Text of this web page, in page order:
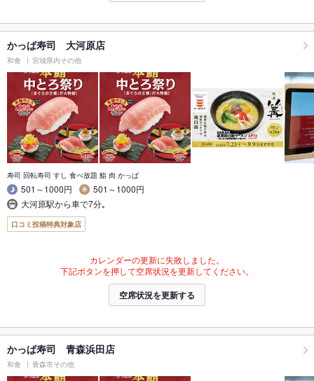
かっぱ寿司 大河原店
和食 宮城県内その他
寿司 回転寿司 すし 食べ放題 鮨 肉 かっぱ
501～1000円
501～1000円
大河原駅から車で7分｡
口コミ投稿特典対象店
カレンダーの更新に失敗しました。
下記ボタンを押して空席状況を更新してください。
空席状況を更新する
かっぱ寿司 青森浜田店
和食 青森市その他